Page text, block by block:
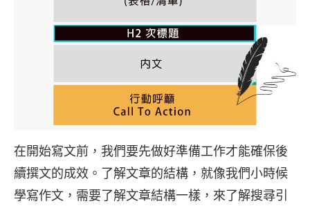
在開始寫文前，我們要先做好準備工作才能確保後
續撰文的成效。了解文章的結構，就像我們小時候
學寫作文，需要了解文章結構一樣，來了解搜尋引